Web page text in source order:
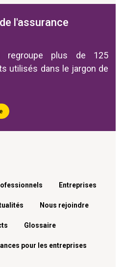
l'assurance
regroupe plus de 125
utilisés dans le jargon de
Entreprises
Nous rejoindre
Glossaire
pour les entreprises